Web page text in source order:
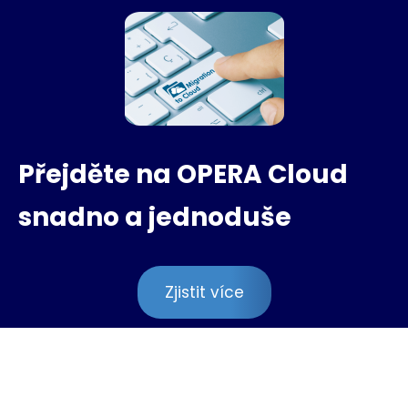
Přejděte na OPERA Cloud
snadno a jednoduše
Zjistit více